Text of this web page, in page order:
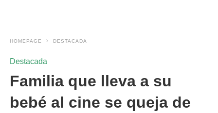
HOMEPAGE DESTACADA
Destacada
Familia que lleva a su
bebé al cine se queja de